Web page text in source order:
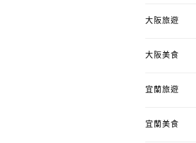
大阪旅遊
大阪美食
宜蘭旅遊
宜蘭美食